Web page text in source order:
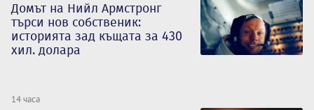
Домът на Нийл Армстронг
търси нов собственик:
историята зад къщата за 430
хил. долара
14 часа